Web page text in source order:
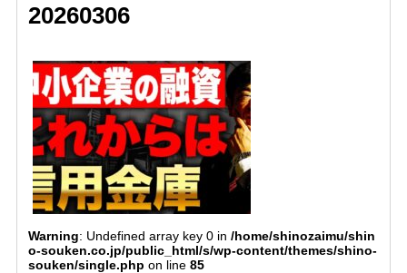
20260306
Warning: Undefined array key 0 in/home/shinozaimu/shin
o-souken.co.jp/public_html/s/wp-content/themes/shino-
souken/single.php on line85